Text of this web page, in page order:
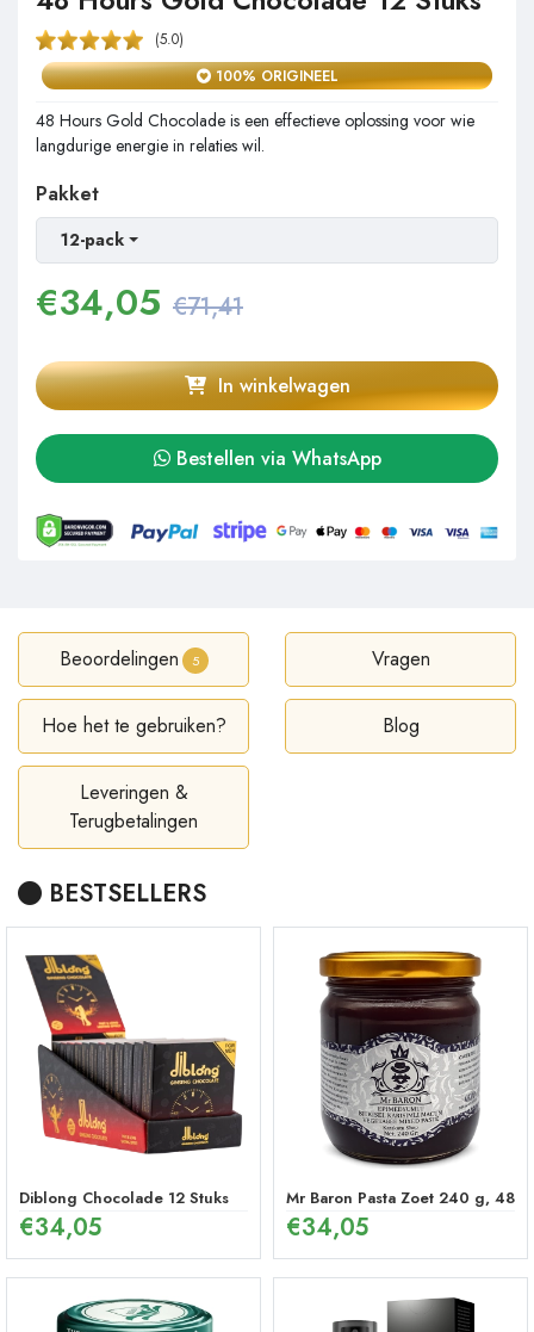
(5.0)
100% ORIGINEEL
48 Hours Gold Chocolade is een effectieve oplossing voor wie
langdurige energie in relaties wil.
Pakket
12-pack
€34,05 €71,41
In winkelwagen
Bestellen via WhatsApp
Beoordelingen 5 Vragen
Hoe het te gebruiken? Blog
Leveringen &
Terugbetalingen
BESTSELLERS
Diblong Chocolade 12 Stuks
€34,05
Mr Baron Pasta Zoet 240 g, 48
€34,05